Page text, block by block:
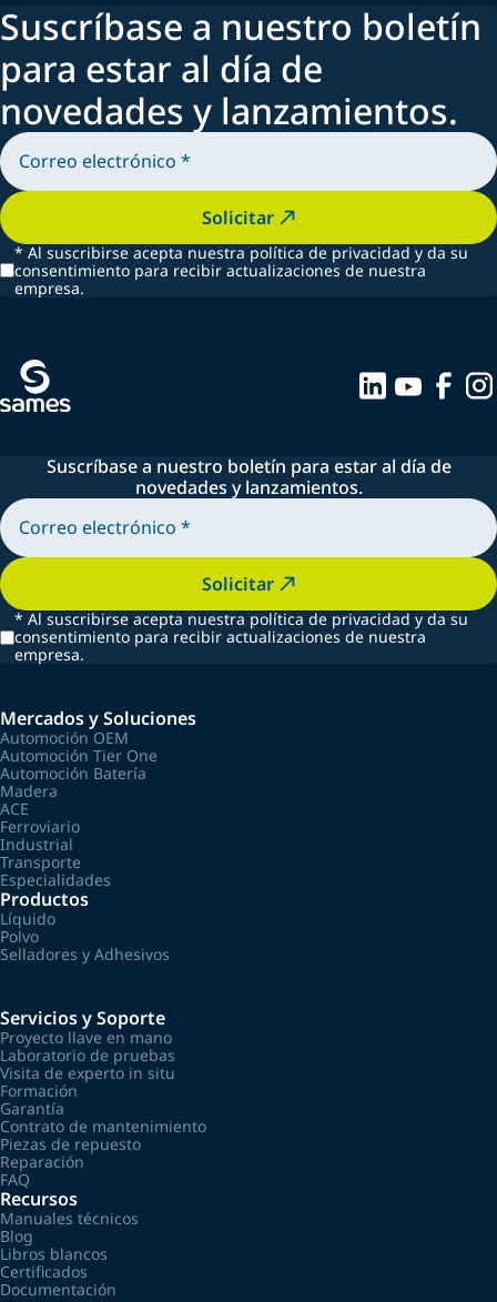
Suscríbase a nuestro boletín
para estar al día de
novedades y lanzamientos.
Solicitar
* Al suscribirse acepta nuestra política de privacidad y da su
consentimiento para recibir actualizaciones de nuestra
empresa.
Suscríbase a nuestro boletín para estar al día de
novedades y lanzamientos.
Solicitar
* Al suscribirse acepta nuestra política de privacidad y da su
consentimiento para recibir actualizaciones de nuestra
empresa.
Mercados y Soluciones
Automoción OEM
Automoción Tier One
Automoción Batería
Madera
ACE
Ferroviario
Industrial
Transporte
Especialidades
Productos
Líquido
Polvo
Selladores y Adhesivos
Servicios y Soporte
Proyecto llave en mano
Laboratorio de pruebas
Visita de experto in situ
Formación
Garantía
Contrato de mantenimiento
Piezas de repuesto
Reparación
FAQ
Recursos
Manuales técnicos
Blog
Libros blancos
Certificados
Documentación